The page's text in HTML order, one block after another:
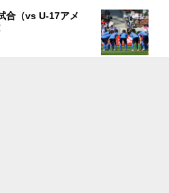
合（vs U-17アメ